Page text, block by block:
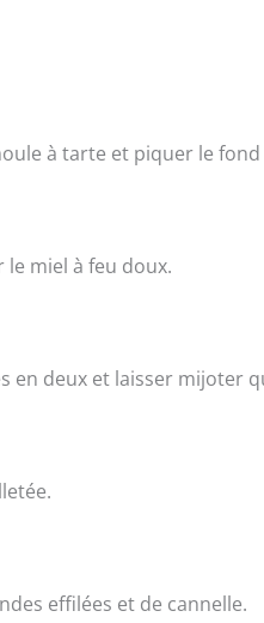
à tarte et piquer le
le miel à feu doux.
en deux et laisser mijoter
effilées et de cannelle.